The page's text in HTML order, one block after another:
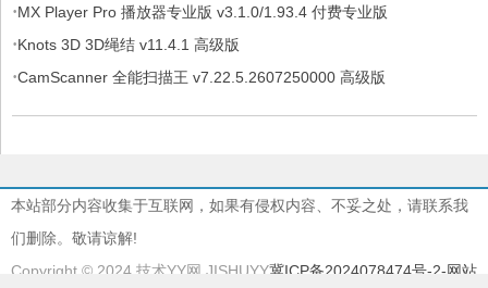
软件，解锁专业版
·MX Player Pro 播放器专业版 v3.1.0/1.93.4 付费专业版
·Knots 3D 3D绳结 v11.4.1 高级版
·CamScanner 全能扫描王 v7.22.5.2607250000 高级版
本站部分内容收集于互联网，如果有侵权内容、不妥之处，请联系我
们删除。敬请谅解!
Copyright © 2024 技术YY网 JISHUYY冀ICP备2024078474号-2-网站